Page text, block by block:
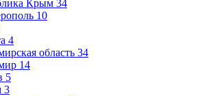
Крым 34
10
4
область 34
14
5
3